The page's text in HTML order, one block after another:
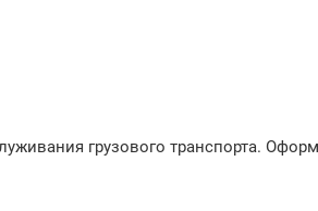
грузового транспорта.